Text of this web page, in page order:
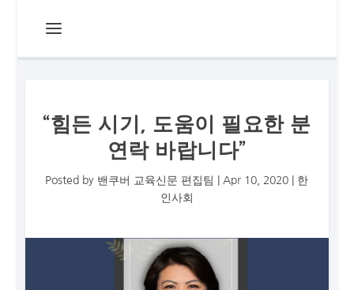
“힘든 시기, 도움이 필요한 분
연락 바랍니다”
Posted by 밴쿠버 교육신문 편집팀 Apr 10, 2020
한
인사회